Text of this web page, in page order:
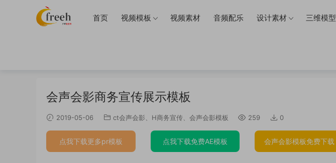
首页 视频模板 视频素材 音频配乐 设计素材 三维模型
会声会影商务宣传展示模板
2019-05-06 ct会声会影 H商务宣传 会声会影模板 259 0
点我下载更多pr模板 点我下载免费AE模板 会声会影模板免费下载